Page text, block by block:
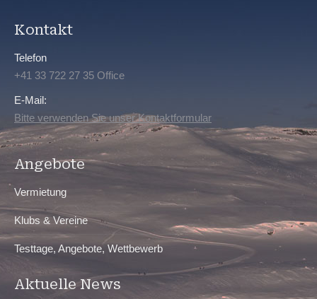
Kontakt
Telefon
+41 33 722 27 35 Office
E-Mail:
Bitte verwenden Sie unser Kontaktformular
Angebote
Vermietung
Klubs & Vereine
Testtage, Angebote, Wettbewerb
Aktuelle News